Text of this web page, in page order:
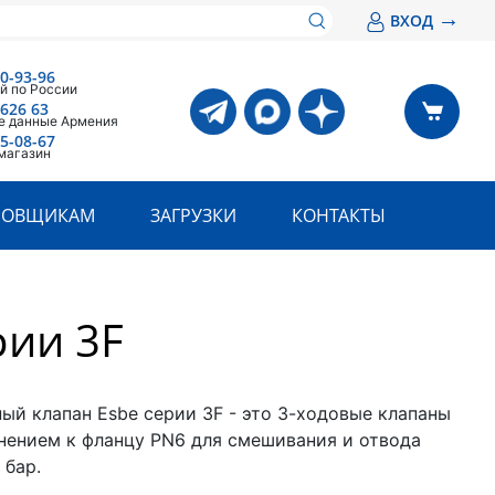
ВХОД →
93-96
по России
08-67
63
данные Армения
ЗАГРУЗКИ КОНТАКТЫ
3F
клапан Esbe cерии 3F - это 3-ходовые клапаны
к фланцу PN6 для смешивания и отвода